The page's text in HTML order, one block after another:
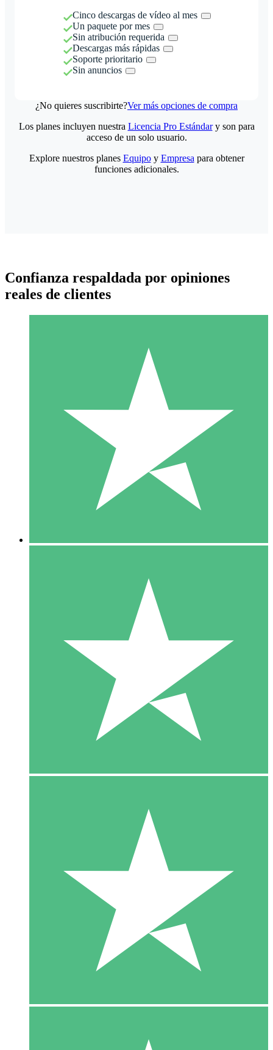
Cinco descargas de vídeo al mes
Un paquete por mes
Sin atribución requerida
Descargas más rápidas
Soporte prioritario
Sin anuncios
¿No quieres suscribirte?Ver más opciones de compra
Paquetes de Créditos Individuales
Paga según el uso con créditos de descarga. Sin compromiso
10 00
10 Descargas
20 00
Los planes incluyen nuestra Licencia Pro Estándary son para
acceso de un solo usuario.
Explore nuestros planes Equipoy Empresa para obtener
funciones adicionales.
Confianza respaldada por opiniones
reales de clientes